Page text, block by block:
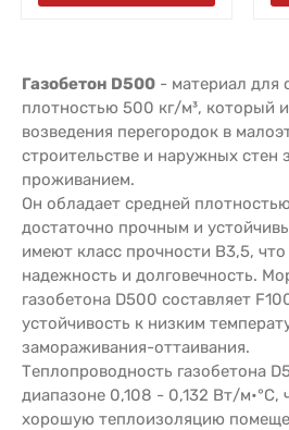
Газобетон D500 - материал для
плотностью 500 кг/м³, который
возведения перегородок в
строительстве и наружных стен
проживанием.
Он обладает средней
достаточно прочным и
имеют класс прочности В3,5, что
надежность и долговечность.
газобетона D500 составляет
устойчивость к низким
замораживания-оттаивания.
Теплопроводность газобетона
диапазоне 0,108 - 0,132 Вт/м•°С,
хорошую теплоизоляцию